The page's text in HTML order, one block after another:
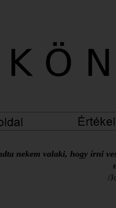
nekem valaki, hogy írni
/